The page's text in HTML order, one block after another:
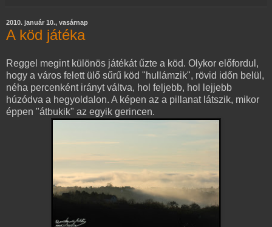
2010. január 10., vasárnap
A köd játéka
Reggel megint különös játékát űzte a köd. Olykor előfordul,
hogy a város felett ülő sűrű köd "hullámzik", rövid időn belül,
néha percenként irányt váltva, hol feljebb, hol lejjebb
húzódva a hegyoldalon. A képen az a pillanat látszik, mikor
éppen "átbukik" az egyik gerincen.